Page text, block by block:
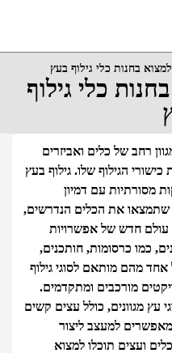
בחנות כלי גילוף בעץ
כלי גילוף
רחב של כלים ואביזרים
הגילוף שלו. גילוף בעץ
מסורתיות עם דמיון
שתמצאו את הכלים הנדרשים,
עולם חדש של אפשרויות
כמו כרסומות, חותכנים,
אחד מהם מותאם לסוגי גילוף
מורכבים ומתקדמים.
עץ מגוונים, כולל עצים קשים
למעצב ליצור
ועצים תוכלו למצוא